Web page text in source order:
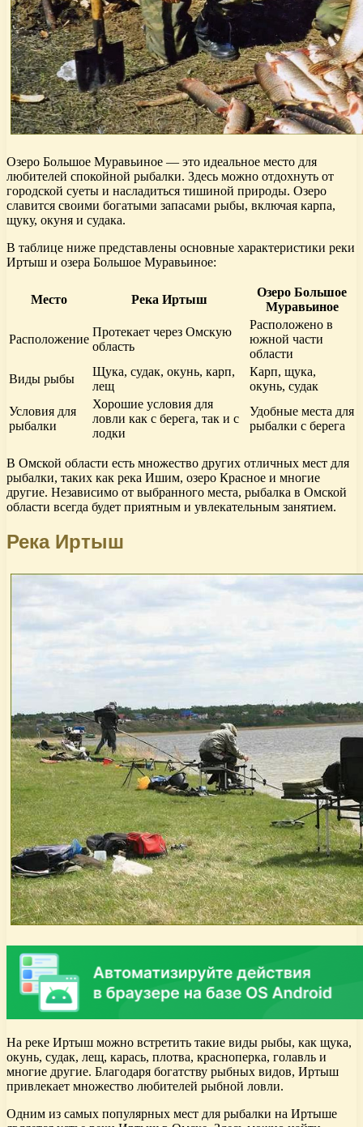
Озеро Большое Муравьиное — это идеальное место для
любителей спокойной рыбалки. Здесь можно отдохнуть от
городской суеты и насладиться тишиной природы. Озеро
славится своими богатыми запасами рыбы, включая карпа,
щуку, окуня и судака.
В таблице ниже представлены основные характеристики реки
Иртыш и озера Большое Муравьиное:
Место Река Иртыш
Озеро Большое
Муравьиное
Расположение
Протекает через Омскую
область
Расположено в
южной части
области
Виды рыбы
Щука, судак, окунь, карп,
лещ
Карп, щука,
окунь, судак
Условия для
рыбалки
Хорошие условия для
ловли как с берега, так и с
лодки
Удобные места для
рыбалки с берега
В Омской области есть множество других отличных мест для
рыбалки, таких как река Ишим, озеро Красное и многие
другие. Независимо от выбранного места, рыбалка в Омской
области всегда будет приятным и увлекательным занятием.
Река Иртыш
На реке Иртыш можно встретить такие виды рыбы, как щука,
окунь, судак, лещ, карась, плотва, красноперка, голавль и
многие другие. Благодаря богатству рыбных видов, Иртыш
привлекает множество любителей рыбной ловли.
Одним из самых популярных мест для рыбалки на Иртыше